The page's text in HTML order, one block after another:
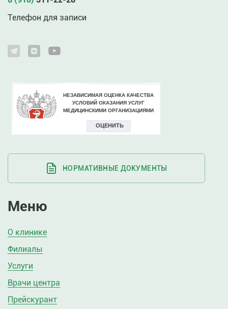
Телефон для записи
НОРМАТИВНЫЕ ДОКУМЕНТЫ
Меню
О клинике
Филиалы
Услуги
Врачи центра
Прейскурант